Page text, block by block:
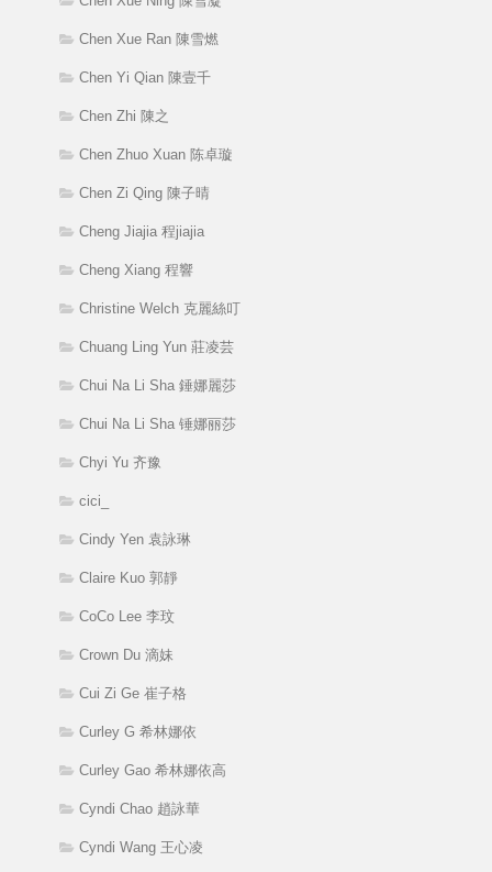
Chen Xue Ran 陳雪燃
Chen Yi Qian 陳壹千
Chen Zhi 陳之
Chen Zhuo Xuan 陈卓璇
Chen Zi Qing 陳子晴
Cheng Jiajia 程jiajia
Cheng Xiang 程響
Christine Welch 克麗絲叮
Chuang Ling Yun 莊凌芸
Chui Na Li Sha 錘娜麗莎
Chui Na Li Sha 锤娜丽莎
Chyi Yu 齐豫
cici_
Cindy Yen 袁詠琳
Claire Kuo 郭靜
CoCo Lee 李玟
Crown Du 滴妹
Cui Zi Ge 崔子格
Curley G 希林娜依
Curley Gao 希林娜依高
Cyndi Chao 趙詠華
Cyndi Wang 王心凌